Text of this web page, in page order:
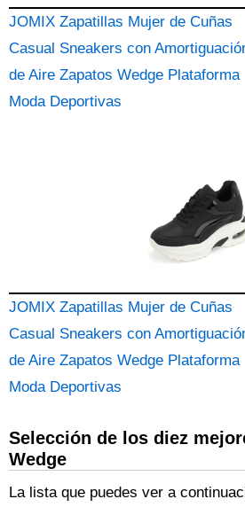
JOMIX Zapatillas Mujer de Cuñas
Casual Sneakers con
de Aire Zapatos Wedge Plataforma
Moda Deportivas
JOMIX Zapatillas Mujer de Cuñas
Casual Sneakers con
de Aire Zapatos Wedge Plataforma
Moda Deportivas
Selección de los diez
Wedge
La lista que puedes ver a